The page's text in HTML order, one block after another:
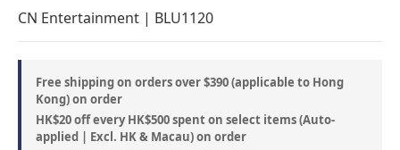
CN Entertainment | BLU1120
Free shipping on orders over $390 (applicable to Hong
Kong) on order
HK$20 off every HK$500 spent on select items (Auto-
applied | Excl. HK & Macau) on order